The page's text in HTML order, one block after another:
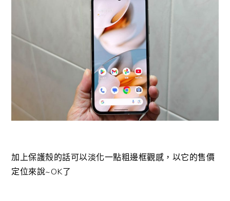
加上保護殼的話可以淡化一點粗邊框觀感，以它的售價
定位來說~OK了